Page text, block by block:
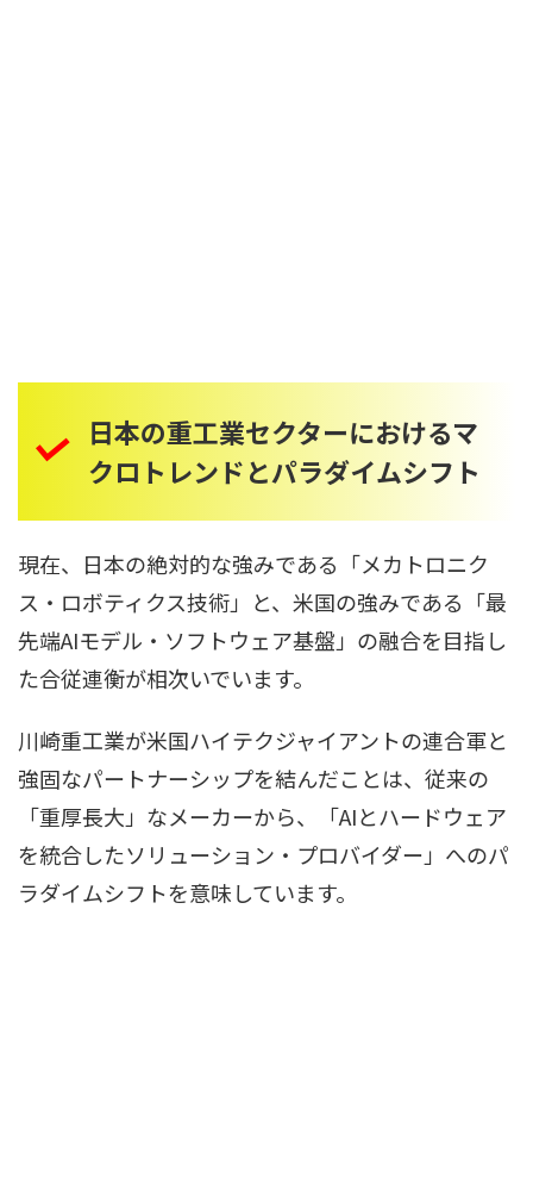
日本の重工業セクターにおけるマ
クロトレンドとパラダイムシフト
現在、日本の絶対的な強みである「メカトロニク
ス・ロボティクス技術」と、米国の強みである「最
先端AIモデル・ソフトウェア基盤」の融合を目指し
た合従連衡が相次いでいます。
川崎重工業が米国ハイテクジャイアントの連合軍と
強固なパートナーシップを結んだことは、従来の
「重厚長大」なメーカーから、「AIとハードウェア
を統合したソリューション・プロバイダー」へのパ
ラダイムシフトを意味しています。